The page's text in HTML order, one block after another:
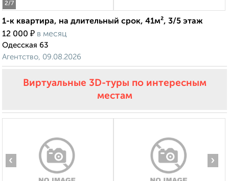
2/7
1-к квартира, на длительный срок, 41м², 3/5 этаж
12 000 ₽ в месяц
Одесская 63
Агентство, 09.08.2026
Виртуальные 3D-туры по интересным
местам
‹ ›